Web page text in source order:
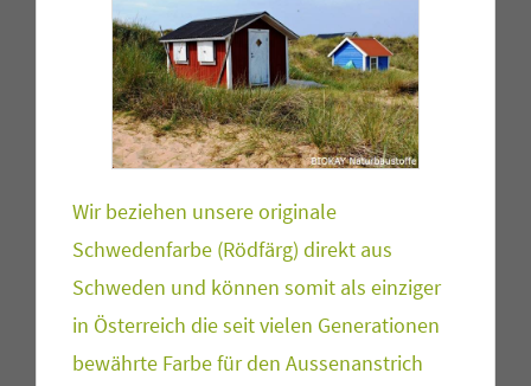
Wir beziehen unsere originale
Schwedenfarbe (Rödfärg) direkt aus
Schweden und können somit als einziger
in Österreich die seit vielen Generationen
bewährte Farbe für den Aussenanstrich